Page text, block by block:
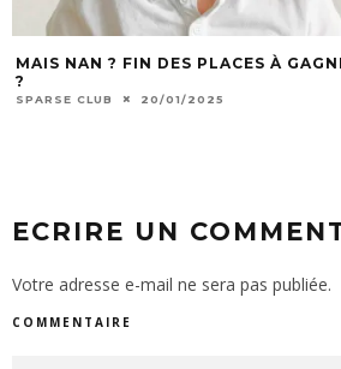
MAIS NAN ? FIN DES PLACES À
?
SPARSE CLUB 20/01/2025
ECRIRE UN
Votre adresse e-mail ne sera pas publiée.
COMMENTAIRE